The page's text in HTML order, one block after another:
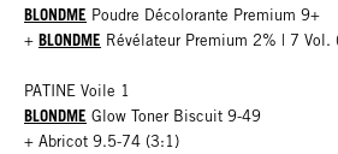
BLONDME Poudre Décolorante Premium 9+
+ BLONDME Révélateur Premium 2% | 7 Vol.
PATINE Voile 1
BLONDME Glow Toner Biscuit 9-49
+ Abricot 9.5-74 (3:1)